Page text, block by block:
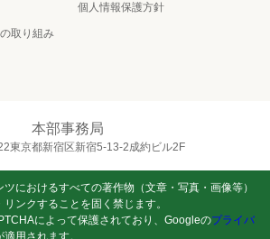
取り組み
個人情報保護方針
本部事務局
東京都新宿区新宿5-13-2成約ビル2F
におけるすべての著作物（文章・写真・画像等）
ンクすることを固く禁じます。
によって保護されており、Googleのプライバ
適用されます。